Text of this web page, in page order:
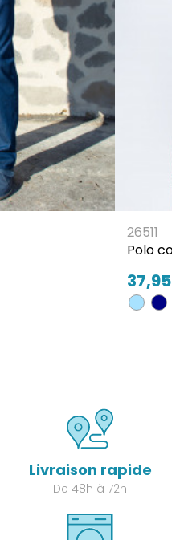
26511
Polo
37,95
Livraison rapide
De 48h à 72h